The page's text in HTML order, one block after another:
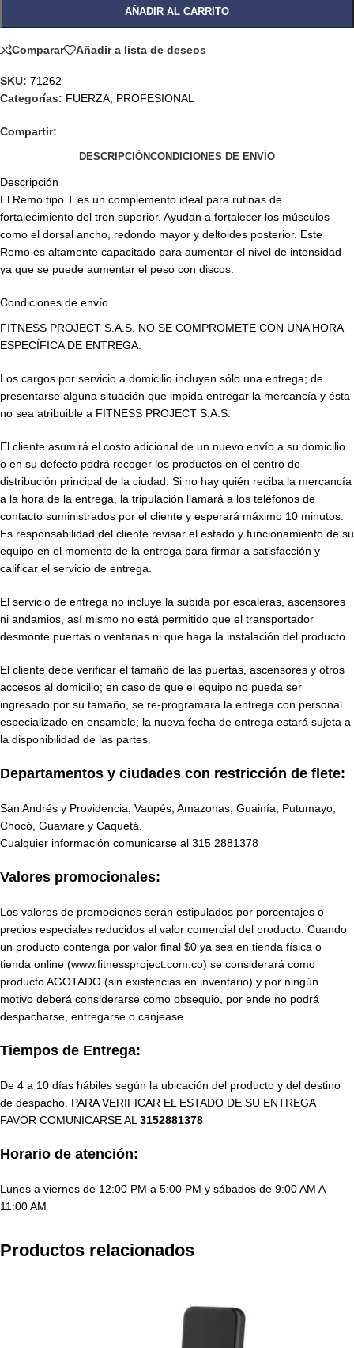
AÑADIR AL CARRITO
Comparar Añadir a lista de deseos
SKU: 71262
Categorías: FUERZA PROFESIONAL
Compartir:
DESCRIPCIÓNCONDICIONES DE ENVÍO
Descripción
El Remo tipo T es un complemento ideal para rutinas de
fortalecimiento del tren superior. Ayudan a fortalecer los músculos
como el dorsal ancho, redondo mayor y deltoides posterior. Este
Remo es altamente capacitado para aumentar el nivel de intensidad
ya que se puede aumentar el peso con discos.
Condiciones de envío
FITNESS PROJECT S.A.S. NO SE COMPROMETE CON UNA HORA
ESPECÍFICA DE ENTREGA.
Los cargos por servicio a domicilio incluyen sólo una entrega; de
presentarse alguna situación que impida entregar la mercancía y ésta
no sea atribuible a FITNESS PROJECT S.A.S.
El cliente asumirá el costo adicional de un nuevo envío a su domicilio
o en su defecto podrá recoger los productos en el centro de
distribución principal de la ciudad. Si no hay quién reciba la mercancía
a la hora de la entrega, la tripulación llamará a los teléfonos de
contacto suministrados por el cliente y esperará máximo 10 minutos.
Es responsabilidad del cliente revisar el estado y funcionamiento de su
equipo en el momento de la entrega para firmar a satisfacción y
calificar el servicio de entrega.
El servicio de entrega no incluye la subida por escaleras, ascensores
ni andamios, así mismo no está permitido que el transportador
desmonte puertas o ventanas ni que haga la instalación del producto.
El cliente debe verificar el tamaño de las puertas, ascensores y otros
accesos al domicilio; en caso de que el equipo no pueda ser
ingresado por su tamaño, se re-programará la entrega con personal
especializado en ensamble; la nueva fecha de entrega estará sujeta a
la disponibilidad de las partes.
Departamentos y ciudades con restricción de flete:
San Andrés y Providencia, Vaupés, Amazonas, Guainía, Putumayo,
Chocó, Guaviare y Caquetá.
Cualquier información comunicarse al 315 2881378
Valores promocionales:
Los valores de promociones serán estipulados por porcentajes o
precios especiales reducidos al valor comercial del producto. Cuando
un producto contenga por valor final $0 ya sea en tienda física o
tienda online (www.fitnessproject.com.co) se considerará como
producto AGOTADO (sin existencias en inventario) y por ningún
motivo deberá considerarse como obsequio, por ende no podrá
despacharse, entregarse o canjease.
Tiempos de Entrega:
De 4 a 10 días hábiles según la ubicación del producto y del destino
de despacho. PARA VERIFICAR EL ESTADO DE SU ENTREGA
FAVOR COMUNICARSE AL 3152881378
Horario de atención:
Lunes a viernes de 12:00 PM a 5:00 PM y sábados de 9:00 AM A
11:00 AM
Productos relacionados